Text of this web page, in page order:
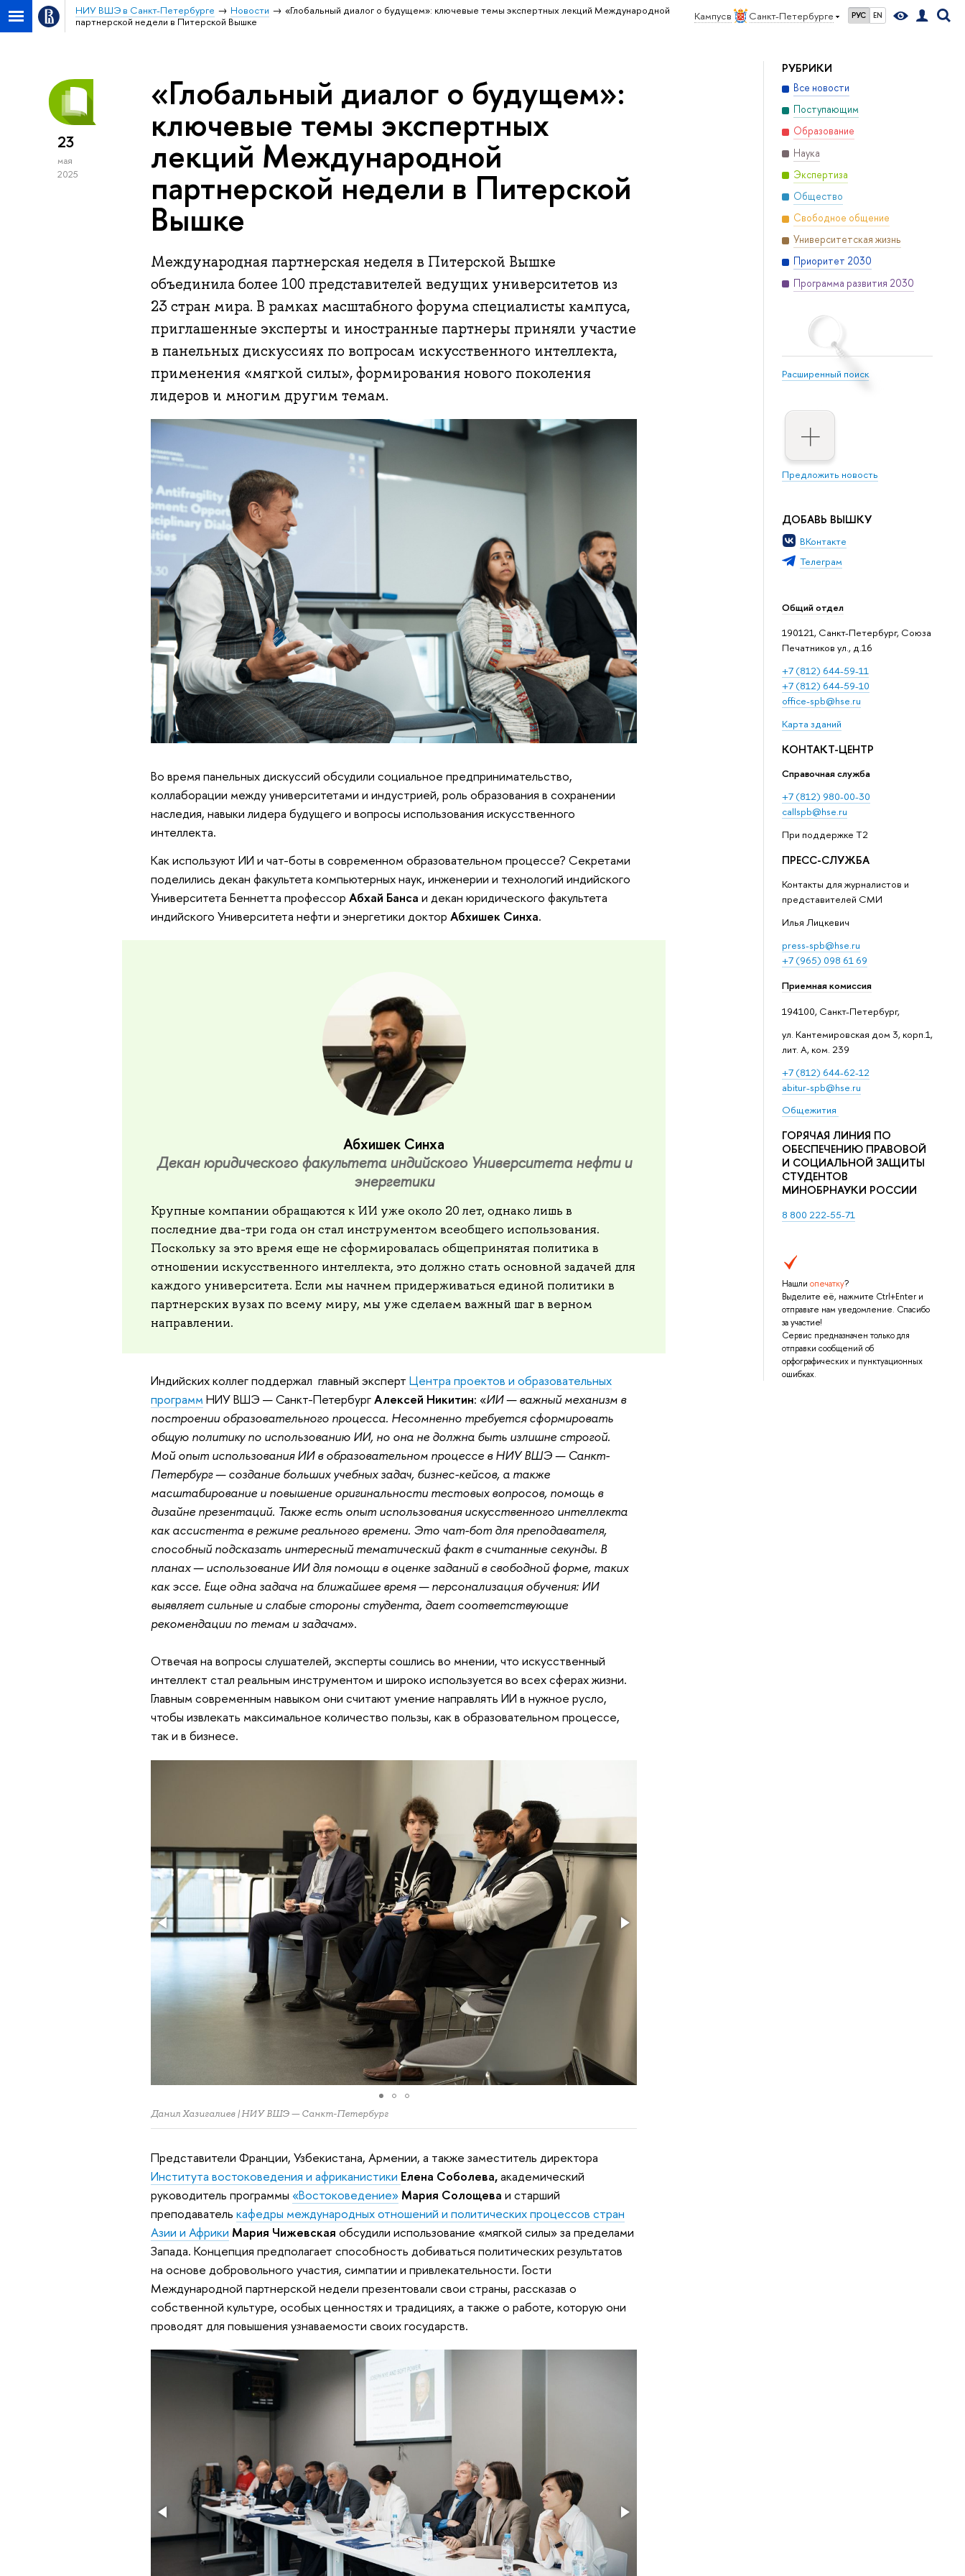
Кампус в Санкт-Петербурге РУС EN
НИУ ВШЭ в Санкт-Петербурге Новости
«Глобальный диалог о будущем»: ключевые темы экспертных лекций Международной
партнерской недели в Питерской Вышке
РУБРИКИ
Все новости
Поступающим
Образование
Наука
Экспертиза
Общество
Свободное общение
Университетская жизнь
Приоритет 2030
Программа развития 2030
Расширенный поиск
Предложить новость
ДОБАВЬ ВЫШКУ
ВКонтакте
Телеграм
Общий отдел
190121, Санкт-Петербург, Союза
Печатников ул., д.16
+7 (812) 644-59-11
+7 (812) 644-59-10
office-spb@hse.ru
Карта зданий
КОНТАКТ-ЦЕНТР
Справочная служба
+7 (812) 980-00-30
callspb@hse.ru
При поддержке T2
ПРЕСС-СЛУЖБА
Контакты для журналистов и
представителей СМИ
Илья Лицкевич
press-spb@hse.ru
+7 (965) 098 61 69
Приемная комиссия
194100, Санкт-Петербург,
ул. Кантемировская дом 3, корп.1,
лит. А, ком. 239
+7 (812) 644-62-12
abitur-spb@hse.ru
Общежития
ГОРЯЧАЯ ЛИНИЯ ПО
ОБЕСПЕЧЕНИЮ ПРАВОВОЙ
И СОЦИАЛЬНОЙ ЗАЩИТЫ
СТУДЕНТОВ
МИНОБРНАУКИ РОССИИ
8 800 222-55-71
Нашли опечатку?
Выделите её, нажмите Ctrl+Enter и
отправьте нам уведомление. Спасибо
за участие!
Сервис предназначен только для
отправки сообщений об
орфографических и пунктуационных
ошибках.
23
мая
2025
«Глобальный диалог о будущем»:
ключевые темы экспертных
лекций Международной
партнерской недели в Питерской
Вышке
Международная партнерская неделя в Питерской Вышке
объединила более 100 представителей ведущих университетов из
23 стран мира. В рамках масштабного форума специалисты кампуса,
приглашенные эксперты и иностранные партнеры приняли участие
в панельных дискуссиях по вопросам искусственного интеллекта,
применения «мягкой силы», формирования нового поколения
лидеров и многим другим темам.
Во время панельных дискуссий обсудили социальное предпринимательство,
коллаборации между университетами и индустрией, роль образования в сохранении
наследия, навыки лидера будущего и вопросы использования искусственного
интеллекта.
Как используют ИИ и чат-боты в современном образовательном процессе? Секретами
поделились декан факультета компьютерных наук, инженерии и технологий индийского
Университета Беннетта профессор Абхай Банса и декан юридического факультета
индийского Университета нефти и энергетики доктор Абхишек Синха.
Абхишек Синха
Декан юридического факультета индийского Университета нефти и
энергетики
Крупные компании обращаются к ИИ уже около 20 лет, однако лишь в
последние два-три года он стал инструментом всеобщего использования.
Поскольку за это время еще не сформировалась общепринятая политика в
отношении искусственного интеллекта, это должно стать основной задачей для
каждого университета. Если мы начнем придерживаться единой политики в
партнерских вузах по всему миру, мы уже сделаем важный шаг в верном
направлении.
Индийских коллег поддержал главный эксперт Центра проектов и образовательных
программ НИУ ВШЭ — Санкт-ПетербургАлексей Никитин: «ИИ — важный механизм в
построении образовательного процесса. Несомненно требуется сформировать
общую политику по использованию ИИ, но она не должна быть излишне строгой.
Мой опыт использования ИИ в образовательном процессе в НИУ ВШЭ — Санкт-
Петербург — создание больших учебных задач, бизнес-кейсов, а также
масштабирование и повышение оригинальности тестовых вопросов, помощь в
дизайне презентаций. Также есть опыт использования искусственного интеллекта
как ассистента в режиме реального времени. Это чат-бот для преподавателя,
способный подсказать интересный тематический факт в считанные секунды. В
планах — использование ИИ для помощи в оценке заданий в свободной форме, таких
как эссе. Еще одна задача на ближайшее время — персонализация обучения: ИИ
выявляет сильные и слабые стороны студента, дает соответствующие
рекомендации по темам и задачам».
Отвечая на вопросы слушателей, эксперты сошлись во мнении, что искусственный
интеллект стал реальным инструментом и широко используется во всех сферах жизни.
Главным современным навыком они считают умение направлять ИИ в нужное русло,
чтобы извлекать максимальное количество пользы, как в образовательном процессе,
так и в бизнесе.
Данил Хазигалиев | НИУ ВШЭ — Санкт-Петербург
Представители Франции, Узбекистана, Армении, а также заместитель директора
Института востоковедения и африканистики Елена Соболева,академический
руководитель программы «Востоковедение» Мария Солощева и старший
преподаватель кафедры международных отношений и политических процессов стран
Азии и Африки Мария Чижевская обсудили использование «мягкой силы» за пределами
Запада. Концепция предполагает способность добиваться политических результатов
на основе добровольного участия, симпатии и привлекательности. Гости
Международной партнерской недели презентовали свои страны, рассказав о
собственной культуре, особых ценностях и традициях, а также о работе, которую они
проводят для повышения узнаваемости своих государств.